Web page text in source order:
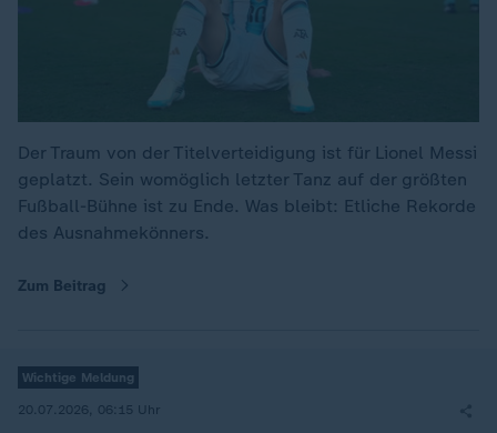
Der Traum von der Titelverteidigung ist für Lionel Messi
geplatzt. Sein womöglich letzter Tanz auf der größten
Fußball-Bühne ist zu Ende. Was bleibt: Etliche Rekorde
des Ausnahmekönners.
Zum Beitrag
Wichtige Meldung
20.07.2026, 06:15 Uhr